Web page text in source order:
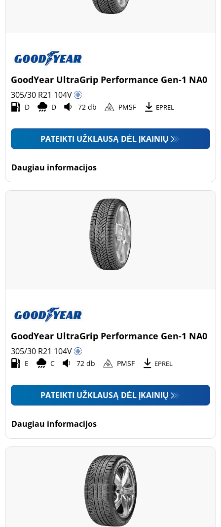
GoodYear UltraGrip Performance Gen-1 NA0
305/30 R21 104V
D D 72 db PMSF EPREL
PATEIKTI UŽKLAUSĄ DĖL ĮKAINIŲ
Daugiau informacijos
GoodYear UltraGrip Performance Gen-1 NA0
305/30 R21 104V
E C 72 db PMSF EPREL
PATEIKTI UŽKLAUSĄ DĖL ĮKAINIŲ
Daugiau informacijos